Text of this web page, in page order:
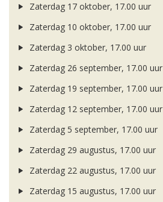
Zaterdag 17 oktober, 17.00 uur
Zaterdag 10 oktober, 17.00 uur
Zaterdag 3 oktober, 17.00 uur
Zaterdag 26 september, 17.00 uur
Zaterdag 19 september, 17.00 uur
Zaterdag 12 september, 17.00 uur
Zaterdag 5 september, 17.00 uur
Zaterdag 29 augustus, 17.00 uur
Zaterdag 22 augustus, 17.00 uur
Zaterdag 15 augustus, 17.00 uur